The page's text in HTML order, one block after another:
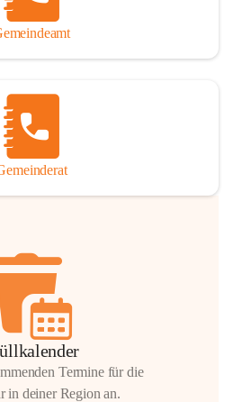
Termine für die
in deiner Region an.